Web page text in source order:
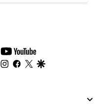
youtube-
footer
instagram
facebook
twitter